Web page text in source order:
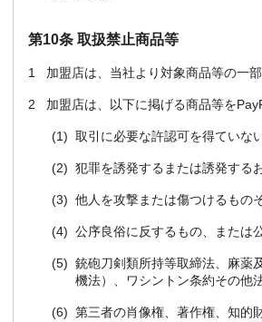
第10条 取扱禁止商品等
1 加盟店は、当社より対象商品等の一
2 加盟店は、以下に掲げる商品等を
(1) 取引に必要な許認可を得ていな
(2) 犯罪を誘発するまたは誘発する
(3) 他人を攻撃または傷つけるもの
(4) 公序良俗に反するもの、または
(5) 銃砲刀剣類所持等取締法、麻薬
機法）、ワシントン条約その他
(6) 第三者の肖像権、著作権、知的